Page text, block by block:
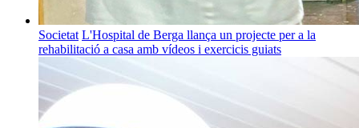
Societat L'Hospital de Berga llança un projecte per a la
rehabilitació a casa amb vídeos i exercicis guiats